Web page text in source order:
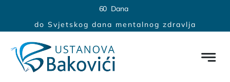
60 Dana
do Svjetskog dana mentalnog zdravlja